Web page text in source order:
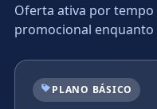
Oferta ativa por
promocional enquanto
PLANO BÁSICO